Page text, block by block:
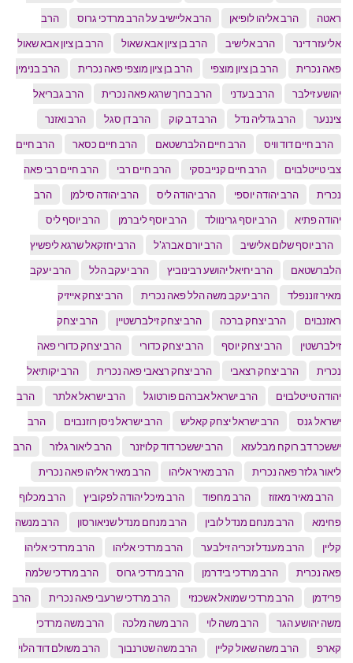
ראטה
הרב אליהו לופיאן הרב אליישיב על הרב מרדכי גרוס
הרב
אליעזר דינר
הרב אלישיב הרב בן ציון אבא שאול
הרב בן ציון אבא שאול
פאה נכרית
הרב בן ציון מוצפי הרב בן ציון מוצפי פאה נכרית
הרב בנימין
יהושע זילבר
הרב בעדני הרב ברוך שרגא פאה נכרית
הרב גבריאל
ציננער
הרב גדליה נדל הרב דב קוק הרב דן סגל
הרב ואזנר
הרב חיים דוד וויס
הרב חיים הלברשטאם הרב חיים כסאר
הרב חיים
צבי טייטלבוים
הרב חיים קנייבסקי הרב חיים רבי
הרב חיים רבי פאה
נכרית
הרב יהודה יוספי הרב יהודה ליס הרב יהודה סילמן
הרב
יהודה פתיא
הרב יוסף גרינוולד הרב יוסף ליברמן
הרב יוסף ליס
הרב יוסף שלום אלישיב
הרב יורם אברג'ל
הרב יחזקאל שרגא ליפשיץ
הלברשטאם
הרב יחיאל יהושע רבינוביץ הרב יעקב הלל
הרב יעקב
מאיר זוננפלד
הרב יעקב משה הלל פאה נכרית
הרב יצחק אייזיק
ראזנבוים
הרב יצחק ברכה הרב יצחק זילברשטיין
הרב יצחק
זילברשטין
הרב יצחק יוסף הרב יצחק כדורי
הרב יצחק כדורי פאה
נכרית
הרב יצחק רצאבי הרב יצחק רצאבי פאה נכרית
הרב יקותיאל
יהודה טייטלבוים
הרב ישראל אברהם פורטוגל הרב ישראל אלתר
הרב
ישראל גנס
הרב ישראל יצחק קאליש הרב ישראל ניסן רוזנבוים
הרב
יששכר דב רוקח מבלעזא
הרב יששכר דוד קלויזנר הרב ליאור גלזר
הרב
ליאור גלזר פאה נכרית
הרב מאיר אליהו
הרב מאיר אליהו פאה נכרית
הרב מאיר מאזוז
הרב מחפוד הרב מיכל יהודה לפקוביץ
הרב מכלוף
פחימא
הרב מנחם מנדל לובין הרב מנחם מנדל שניאורסון
הרב מנשה
קליין
הרב מענדל זכריה זילבער הרב מרדכי אליהו
הרב מרדכי אליהו
פאה נכרית
הרב מרדכי בידרמן הרב מרדכי גרוס
הרב מרדכי שלמה
פרידמן
הרב מרדכי שמואל אשכנזי הרב מרדכי שרעבי פאה נכרית
הרב
משה יהושע הגר
הרב משה לוי הרב משה מלכה
הרב משה מרדכי
קארפ
הרב משה שאול קליין הרב משה שטרנבוך
הרב משולם דוד הלוי